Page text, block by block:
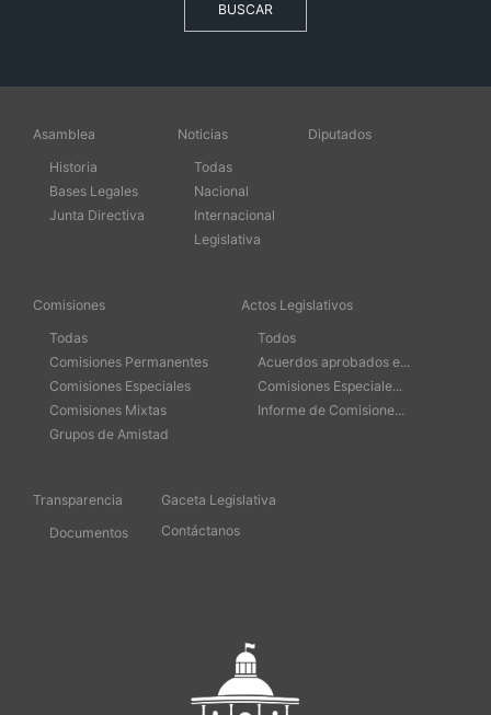
BUSCAR
Asamblea
Historia
Bases Legales
Junta Directiva
Noticias
Todas
Nacional
Internacional
Legislativa
Diputados
Comisiones
Todas
Comisiones Permanentes
Comisiones Especiales
Comisiones Mixtas
Grupos de Amistad
Actos Legislativos
Todos
Acuerdos aprobados e...
Comisiones Especiale...
Informe de Comisione...
Transparencia
Documentos
Gaceta Legislativa
Contáctanos